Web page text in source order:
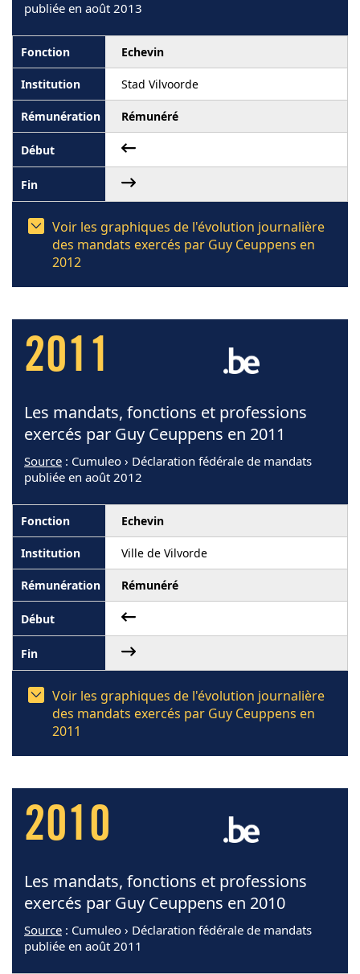
publiée en août 2013
Echevin
Stad Vilvoorde
Rémunéré
Voir les graphiques de l'évolution journalière
des mandats exercés par Guy Ceuppens en
2012
2011
Les mandats, fonctions et professions
exercés par Guy Ceuppens en 2011
Source : Cumuleo › Déclaration fédérale de mandats
publiée en août 2012
Echevin
Ville de Vilvorde
Rémunéré
Voir les graphiques de l'évolution journalière
des mandats exercés par Guy Ceuppens en
2011
2010
Les mandats, fonctions et professions
exercés par Guy Ceuppens en 2010
Source : Cumuleo › Déclaration fédérale de mandats
publiée en août 2011